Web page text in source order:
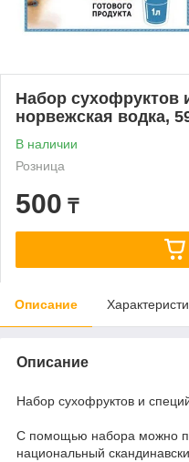
Набор сухофруктов
норвежская водка,
В наличии
Розница
500 ₸
Описание
Описание
Набор сухофруктов и
С помощью набора можно
национальный